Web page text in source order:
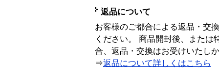
返品について
お客様のご都合による返品・交
ください。 商品開封後、または
合、返品・交換はお受けいたし
⇒返品について詳しくはこちら